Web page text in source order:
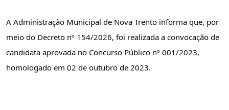
A Administração Municipal de Nova Trento informa que, por
meio do Decreto nº 154/2026, foi realizada a convocação de
candidata aprovada no Concurso Público nº 001/2023,
homologado em 02 de outubro de 2023.